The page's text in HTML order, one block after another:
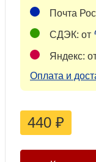
Почта
СДЭК: от
Яндекс:
Оплата и
440 ₽